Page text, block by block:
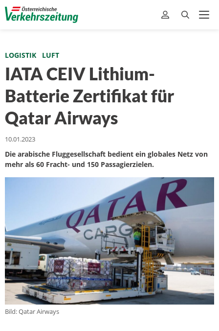
LOGISTIK LUFT
IATA CEIV Lithium-
Batterie Zertifikat für
Qatar Airways
10.01.2023
Die arabische Fluggesellschaft bedient ein globales Netz von
mehr als 60 Fracht- und 150 Passagierzielen.
Bild: Qatar Airways